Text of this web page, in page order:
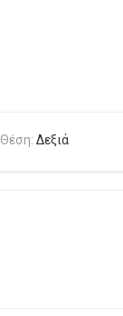
Θέση: Δεξιά